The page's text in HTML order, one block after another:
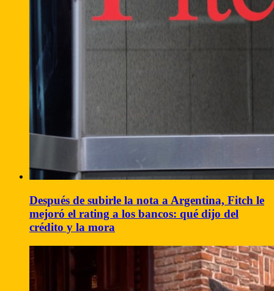
Después de subirle la nota a Argentina, Fitch le
mejoró el rating a los bancos: qué dijo del
crédito y la mora